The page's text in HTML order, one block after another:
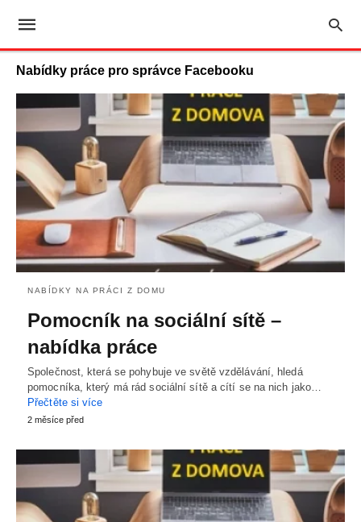
Nabídky práce pro správce Facebooku
NABÍDKY NA PRÁCI Z DOMU
Pomocník na sociální sítě –
nabídka práce
Společnost, která se pohybuje ve světě vzdělávání, hledá
pomocníka, který má rád sociální sítě a cítí se na nich jako…
Přečtěte si více
2 měsíce před